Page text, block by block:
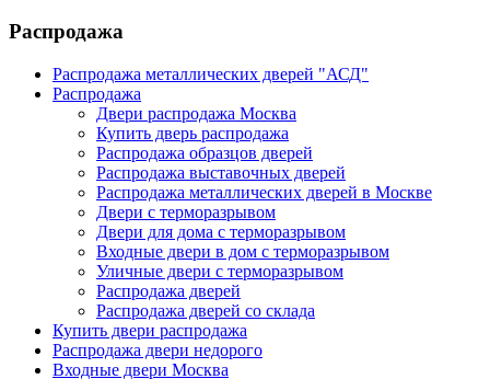
Распродажа
Распродажа металлических дверей "АСД"
Распродажа
Двери распродажа Москва
Купить дверь распродажа
Распродажа образцов дверей
Распродажа выставочных дверей
Распродажа металлических дверей в Москве
Двери с терморазрывом
Двери для дома с терморазрывом
Входные двери в дом с терморазрывом
Уличные двери с терморазрывом
Распродажа дверей
Распродажа дверей со склада
Купить двери распродажа
Распродажа двери недорого
Входные двери Москва